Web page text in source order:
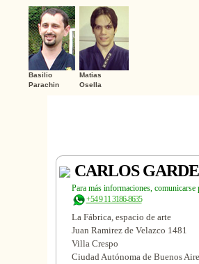
Basilio
Parachin
Matias
Osella
CARLOS
Para más informaciones, comunicarse
+54 9 11 3186-8635
La Fábrica, espacio de arte
Juan Ramirez de Velazco 1481
Villa Crespo
Ciudad Autónoma de Buenos